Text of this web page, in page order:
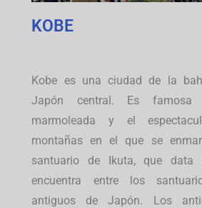
KOBE
Kobe es una ciudad de la
Japón central. Es
marmoleada y el
montañas en el que se
santuario de Ikuta, que
encuentra entre los
antiguos de Japón. Los